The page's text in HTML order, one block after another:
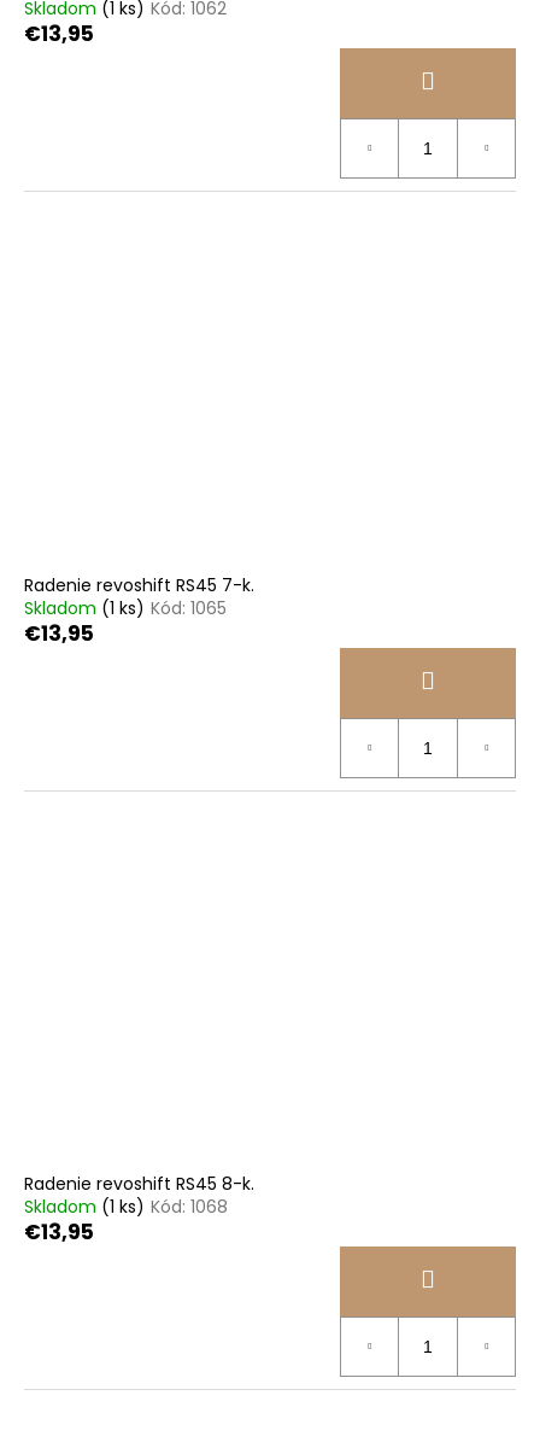
Skladom (1 ks) Kód: 1062
€13,95
Radenie revoshift RS45 7-k.
Skladom (1 ks) Kód: 1065
€13,95
Radenie revoshift RS45 8-k.
Skladom (1 ks) Kód: 1068
€13,95